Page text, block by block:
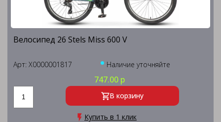
Велосипед 26 Stels Miss 600 V
Арт: X0000001817 Наличие уточняйте
747.00 р
В корзину
Купить в 1 клик